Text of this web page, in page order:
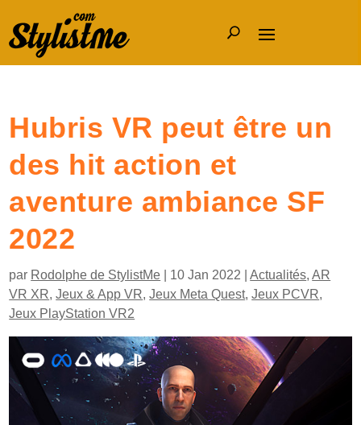
Hubris VR peut être un
des hit action et
aventure ambiance SF
2022
par Rodolphe de StylistMe 10 Jan 2022 |Actualités,AR
VR XR,Jeux & App VR,Jeux Meta Quest,Jeux PCVR,
Jeux PlayStation VR2